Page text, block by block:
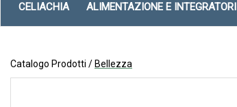
CELIACHIA ALIMENTAZIONE E INTEGRATORI
Catalogo Prodotti / Bellezza